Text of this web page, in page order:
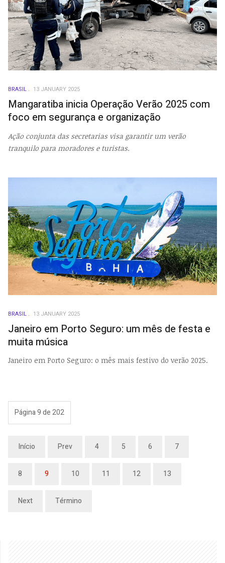
BRASIL 13 JANUARY 2025
Mangaratiba inicia Operação Verão 2025 com
foco em segurança e organização
Ação conjunta das secretarias visa garantir um verão
tranquilo para moradores e turistas.
BRASIL 13 JANUARY 2025
Janeiro em Porto Seguro: um mês de festa e
muita música
Janeiro em Porto Seguro: o mês mais festivo do verão 2025.
Página 9 de 202
Início Prev 4 5 6 7
8 9 10 11 12 13
Next Término